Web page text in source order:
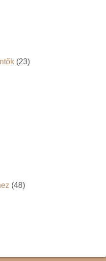
(23)
(48)